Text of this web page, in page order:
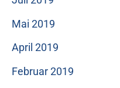
Mai 2019
April 2019
Februar 2019